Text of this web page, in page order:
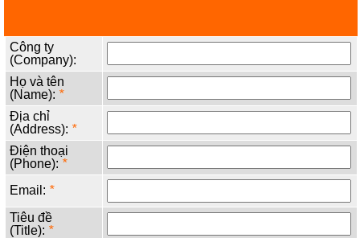
Công ty
(Company):
Họ và tên
(Name): *
Địa chỉ
(Address): *
Điện thoại
(Phone): *
Email: *
Tiêu đề
(Title): *